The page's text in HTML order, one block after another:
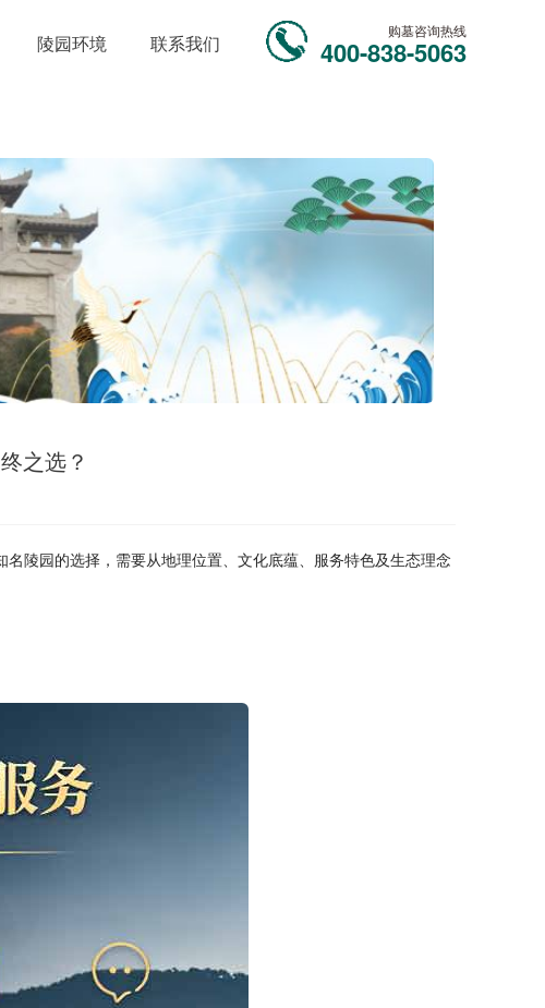
陵园环境 联系我们
购墓咨询热线
400-838-5063
之选？
名陵园的选择，需要从地理位置、文化底蕴、服务特色及生态理念